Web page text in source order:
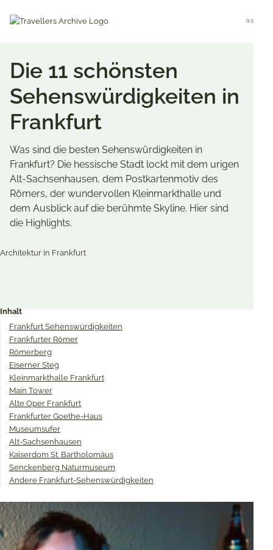
Menu
Die 11 schönsten
Sehenswürdigkeiten in
Frankfurt
Was sind die besten Sehenswürdigkeiten in
Frankfurt? Die hessische Stadt lockt mit dem urigen
Alt-Sachsenhausen, dem Postkartenmotiv des
Römers, der wundervollen Kleinmarkthalle und
dem Ausblick auf die berühmte Skyline. Hier sind
die Highlights.
Twitter
Inhalt
Frankfurt Sehenswürdigkeiten
Frankfurter Römer
Römerberg
Eiserner Steg
Kleinmarkthalle Frankfurt
Main Tower
Alte Oper Frankfurt
Frankfurter Goethe-Haus
Museumsufer
Alt-Sachsenhausen
Kaiserdom St. Bartholomäus
Senckenberg Naturmuseum
Andere Frankfurt-Sehenswürdigkeiten